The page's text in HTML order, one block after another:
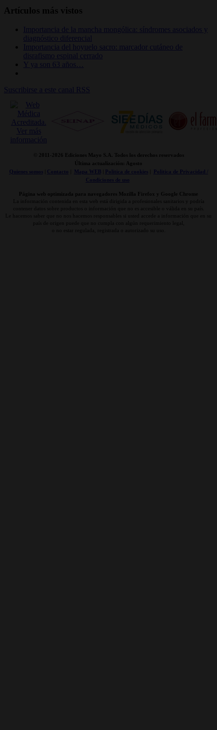
Artículos más vistos
Importancia de la mancha mongólica: síndromes asociados y
diagnóstico diferencial
Importancia del hoyuelo sacro: marcador cutáneo de
disrafismo espinal cerrado
Y ya son 63 años…
Suscribirse a este canal RSS
© 2011- 2026 Ediciones Mayo S.A. Todos los derechos reservados
Última actualización: Agosto
Quienes somos| Contacto Mapa WEB| Politica de cookies|
Politica de Privacidad /
Condiciones de uso
Página web optimizada para navegadores Mozilla Firefox y Google Chrome
La información contenida en esta web está dirigida a profesionales sanitarios y podría
contener datos sobre productos o información que no es accesible o válida en su país.
Le hacemos saber que no nos hacemos responsables si usted accede a información que en su
país de origen puede que no cumpla con algún requerimiento legal,
o no estar regulada, registrada o autorizado su uso.